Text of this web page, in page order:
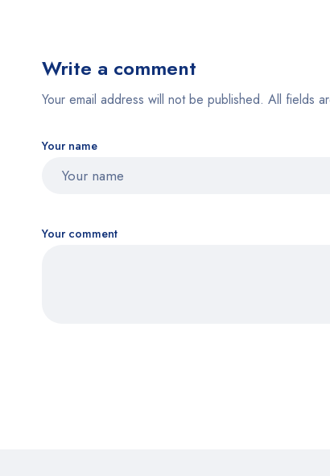
Write a comment
Your email address will not be published. All fields
Your name
Your comment